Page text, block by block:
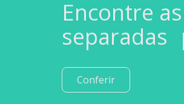
Encontre
separadas
Conferir